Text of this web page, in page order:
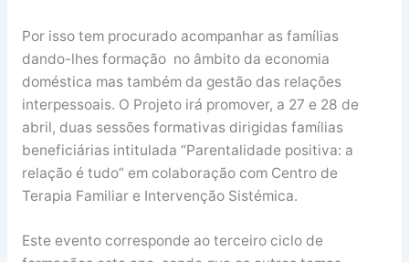
Por isso tem procurado acompanhar as famílias
dando-lhes formação no âmbito da economia
doméstica mas também da gestão das relações
interpessoais. O Projeto irá promover, a 27 e 28 de
abril, duas sessões formativas dirigidas famílias
beneficiárias intitulada “Parentalidade positiva: a
relação é tudo” em colaboração com Centro de
Terapia Familiar e Intervenção Sistémica.
Este evento corresponde ao terceiro ciclo de